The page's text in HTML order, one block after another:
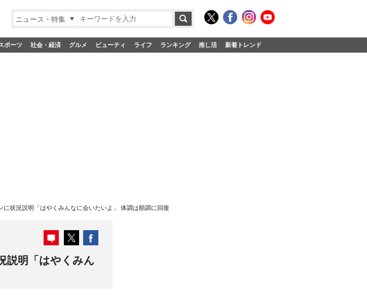
ニュース・特集
ポーツ 社会・経済 グルメ ビューティ ライフ ランキング 推し活 新着トレンド
状況説明「はやくみんなに会いたいよ」 体調は順調に回復
説明「はやくみん